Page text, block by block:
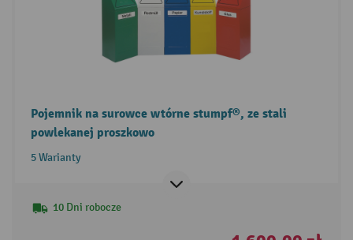
Pojemnik na surowce wtórne stumpf®, ze stali
powlekanej proszkowo
5 Warianty
10 Dni robocze